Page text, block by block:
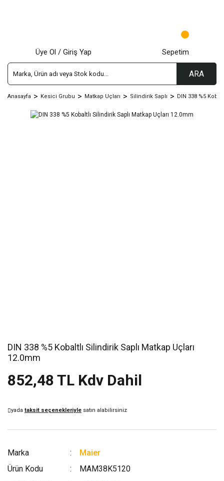
ARA
Üye Ol / Giriş Yap Sepetim
Anasayfa Kesici Grubu Matkap Uçları Silindirik Saplı DIN 338 %5
DIN 338 %5 Kobaltlı Silindirik Saplı Matkap Uçları
12.0mm
852,48 TL Kdv Dahil
yada taksit seçenekleriyle satın alabilirsiniz
Marka
Maier
Ürün Kodu
MAM38K5120